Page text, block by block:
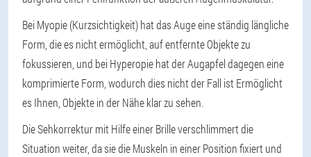
Bei Myopie (Kurzsichtigkeit) hat das Auge eine ständig längliche
Form, die es nicht ermöglicht, auf entfernte Objekte zu
fokussieren, und bei Hyperopie hat der Augapfel dagegen eine
komprimierte Form, wodurch dies nicht der Fall ist Ermöglicht
es Ihnen, Objekte in der Nähe klar zu sehen.
Die Sehkorrektur mit Hilfe einer Brille verschlimmert die
Situation weiter, da sie die Muskeln in einer Position fixiert und